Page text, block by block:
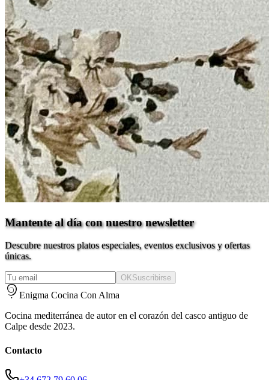
Mantente al día con nuestro newsletter
Descubre nuestros platos especiales, eventos exclusivos y ofertas
únicas.
OKSuscribirse
Enigma Cocina Con Alma
Cocina mediterránea de autor en el corazón del casco antiguo de
Calpe desde 2023.
Contacto